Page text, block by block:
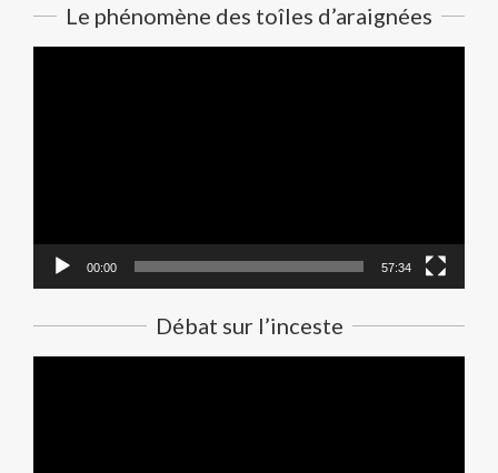
Le phénomène des toîles d’araignées
00:00 57:34
Débat sur l’inceste